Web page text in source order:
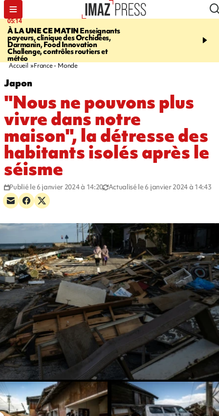
05:14
À LA UNE CE MATIN Enseignants
payeurs, clinique des Orchidées,
Darmanin, Food Innovation
Challenge, contrôles routiers et
météo
07:08
Orchidées pourrait
conséquences pour les
Accueil France - Monde
Japon
"Nous ne pouvons plus
vivre dans notre
maison", la détresse des
habitants isolés après le
séisme
Publié le 6 janvier 2024 à 14:20 Actualisé le 6 janvier 2024 à 14:43